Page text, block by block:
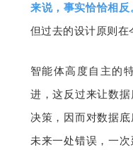
来说，事实恰恰相反
但过去的设计原则在
智能体高度自主的
进，这反过来让数
决策，因而对数据底
未来一处错误，一